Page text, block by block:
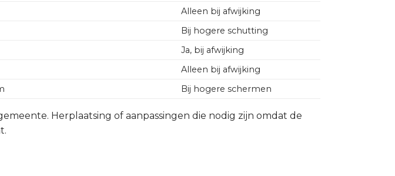
Alleen bij afwijking
Bij hogere schutting
Ja, bij afwijking
Alleen bij afwijking
Bij hogere schermen
Herplaatsing of aanpassingen die nodig zijn omdat de